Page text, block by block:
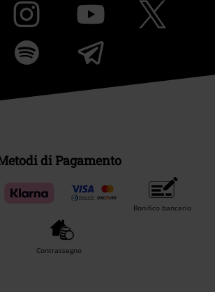
di Pagamento
Bonifico bancario
Contrassegno